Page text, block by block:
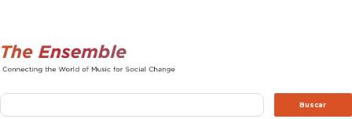
Buscar Buscar